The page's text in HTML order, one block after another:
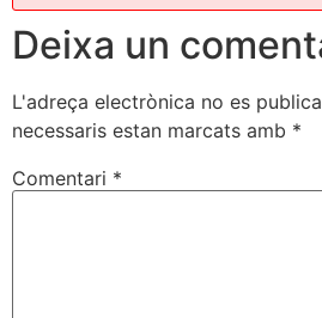
Deixa un
L'adreça electrònica no es
necessaris estan marcats amb *
Comentari *